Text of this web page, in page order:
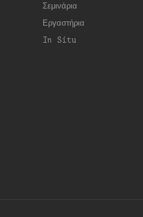
Σεμινάρια
Εργαστήρια
In Situ